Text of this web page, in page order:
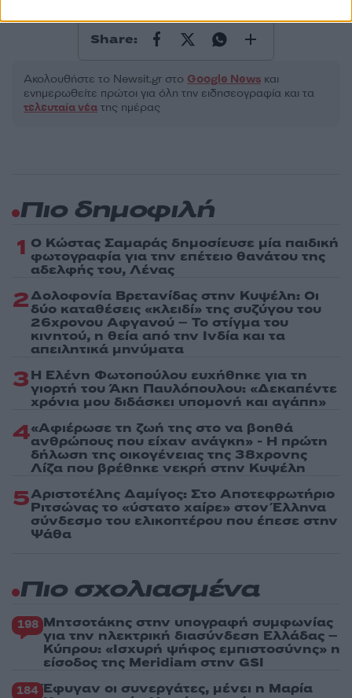
Share:
Ακολουθήστε το Νewsit.gr στο Google News και
ενημερωθείτε πρώτοι για όλη την ειδησεογραφία και τα
τελευταία νέα της ημέρας
Πιο δημοφιλή
1 Ο Κώστας Σαμαράς δημοσίευσε μία παιδική
φωτογραφία για την επέτειο θανάτου της
αδελφής του, Λένας
2Δολοφονία Βρετανίδας στην Κυψέλη: Οι
δύο καταθέσεις «κλειδί» της συζύγου του
26χρονου Αφγανού – Το στίγμα του
κινητού, η θεία από την Ινδία και τα
απειλητικά μηνύματα
3Η Ελένη Φωτοπούλου ευχήθηκε για τη
γιορτή του Άκη Παυλόπουλου: «Δεκαπέντε
χρόνια μου διδάσκει υπομονή και αγάπη»
4«Αφιέρωσε τη ζωή της στο να βοηθά
ανθρώπους που είχαν ανάγκη» - Η πρώτη
δήλωση της οικογένειας της 38χρονης
Λίζα που βρέθηκε νεκρή στην Κυψέλη
5Αριστοτέλης Δαμίγος: Στο Αποτεφρωτήριο
Ριτσώνας το «ύστατο χαίρε» στον Έλληνα
σύνδεσμο του ελικοπτέρου που έπεσε στην
Ψάθα
Πιο σχολιασμένα
198 Μητσοτάκης στην υπογραφή συμφωνίας
για την ηλεκτρική διασύνδεση Ελλάδας –
Κύπρου: «Ισχυρή ψήφος εμπιστοσύνης» η
είσοδος της Meridiam στην GSI
184 Έφυγαν οι συνεργάτες, μένει η Μαρία